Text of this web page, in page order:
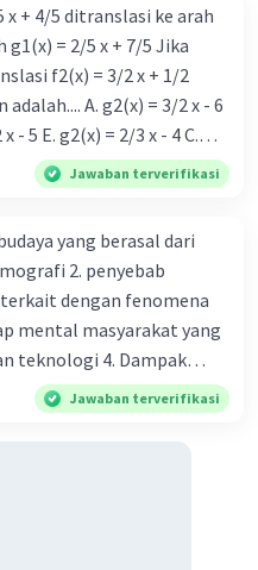
dalam satu molekul
yang tepat adalah:
Balas
+ 4/5 ditranslasi ke arah
g1(x) = 2/5 x + 7/5 Jika
f2(x) = 3/2 x + 1/2
A. g2(x) = 3/2 x - 6
Jawaban terverifikasi
yang berasal dari
2. penyebab
dengan fenomena
mental masyarakat yang
teknologi 4. Dampak
masyarakat 5.
yang menunjukkan
Jawaban terverifikasi